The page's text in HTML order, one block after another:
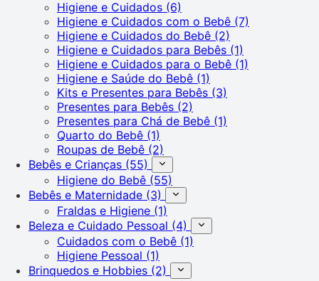
Higiene e Cuidados (6)
Higiene e Cuidados com o Bebê (7)
Higiene e Cuidados do Bebê (2)
Higiene e Cuidados para Bebês (1)
Higiene e Cuidados para o Bebê (1)
Higiene e Saúde do Bebê (1)
Kits e Presentes para Bebês (3)
Presentes para Bebês (2)
Presentes para Chá de Bebê (1)
Quarto do Bebê (1)
Roupas de Bebê (2)
Bebês e Crianças (55)
Higiene do Bebê (55)
Bebês e Maternidade (3)
Fraldas e Higiene (1)
Beleza e Cuidado Pessoal (4)
Cuidados com o Bebê (1)
Higiene Pessoal (1)
Brinquedos e Hobbies (2)